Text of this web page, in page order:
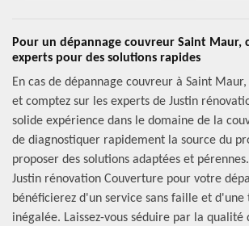
Pour un dépannage couvreur Saint Maur,
experts pour des solutions rapides
En cas de dépannage couvreur à Saint
et comptez sur les experts de Justin
solide expérience dans le domaine de la
de diagnostiquer rapidement la source du
proposer des solutions adaptées et
Justin rénovation Couverture pour votre
bénéficierez d'un service sans faille et
inégalée. Laissez-vous séduire par la qualité